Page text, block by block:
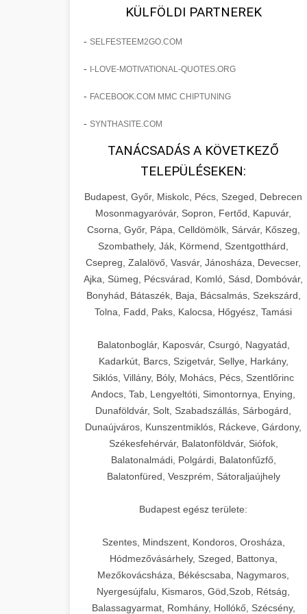
sebészeti praxisban.
páciensszám növekedés
os Növekedést
Lépésről lépésre marketing tervrajz,
eredményezett. Ismerje meg a
szonyegtisztito.net
marketing stratégiai tervrajz
os Növekedésének
Története
Teljes dokumentáció egy klinika
átalakulási útjáról, bemutatva az utat a
küzdő praxistól a virágzó vállalkozásig
150%-os növekedéssel.
szonyegtakaritas.org
klinika átalakulási történet
🎪 18. Szemhéjplasztika
Iránti Érdeklődés 150%-
Technikák és módszerek a páciensek
érdeklődésének és elkötelezettségének
drámai növeléséhez. Egy 150%-os
fellendülési esettanulmány gyakorlati
betekintésekkel.
weboldal-keszites.co
elkötelezettség erősítési módszerek
🎮 19. AI Google Ads és
Meta Kampány Kezelés +
Fejlett AI-alapú Google Ads és Meta
hirdetési kampánykezelés.
Optimalizálja hirdetési költségvetését
aikampany.hu
AI hirdetési automatizálás
🍞 20. Ipari Dagasztógép +
Professzionális ipari dagasztógépek és
tésztakeverő gépek pékségek és
kereskedelmi konyhák számára.
Masszív konstrukció megbízható
teljesítményhez.
chef-iparikonyhagepek.hu
kereskedelmi tésztakeverő
🔪 21. Ipari Szeletelőgép+
Ipari hús- és sajtszeletelő gépek
professzionális élelmiszer-
előkészítéshez. Precíziós vágás
állítható vastagság beállítással.
chef-iparikonyhagepek.hu
professzionális élelmiszer szeletelő
📦 22. Vákuumozó Gép +
Kereskedelmi vákuumcsomagoló
berendezések élelmiszerek
szavatossági időt és tartsa meg a
chef-iparikonyhagepek.hu
vákuum lezáró berendezés
🎁 23. Vákuumfóliázó
+
professzionális élelmiszer-csomagolási
műveletekhez. Hatékony lezárási és
tartósítási megoldások.
chef-iparikonyhagepek.hu
🔥 24. Ipari Sütő és
Gőzpároló
+
Kereskedelmi légkeveréses sütők és
KÜLFÖLDI PARTNEREK
- SELFESTEEM2GO.COM
- I-LOVE-MOTIVATIONAL-QUOTES.ORG
- FACEBOOK.COM MMC CHIPTUNING
- SYNTHASITE.COM
TANÁCSADÁS A KÖVETKEZŐ
TELEPÜLÉSEKEN:
Budapest, Győr, Miskolc, Pécs, Szeged, Debrecen
Mosonmagyaróvár, Sopron, Fertőd, Kapuvár,
Csorna, Győr, Pápa, Celldömölk, Sárvár, Kőszeg,
Szombathely, Ják, Körmend, Szentgotthárd,
Csepreg, Zalalövő, Vasvár, Jánosháza, Devecser,
Ajka, Sümeg, Pécsvárad, Komló, Sásd, Dombóvár,
Bonyhád, Bátaszék, Baja, Bácsalmás, Szekszárd,
Tolna, Fadd, Paks, Kalocsa, Hőgyész, Tamási
Balatonboglár, Kaposvár, Csurgó, Nagyatád,
Kadarkút, Barcs, Szigetvár, Sellye, Harkány,
Siklós, Villány, Bóly, Mohács, Pécs, Szentlőrinc
Andocs, Tab, Lengyeltóti, Simontornya, Enying,
Dunaföldvár, Solt, Szabadszállás, Sárbogárd,
Dunaújváros, Kunszentmiklós, Ráckeve, Gárdony,
Székesfehérvár, Balatonföldvár, Siófok,
Balatonalmádi, Polgárdi, Balatonfűzfő,
Balatonfüred, Veszprém, Sátoraljaújhely
Budapest egész területe:
Szentes, Mindszent, Kondoros, Orosháza,
Hódmezővásárhely, Szeged, Battonya,
Mezőkovácsháza, Békéscsaba, Nagymaros,
Nyergesújfalu, Kismaros, Göd,Szob, Rétság,
Balassagyarmat, Romhány, Hollókő, Szécsény,